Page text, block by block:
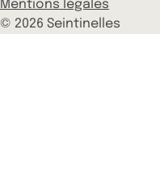
Mentions légales
© 2026 Seintinelles